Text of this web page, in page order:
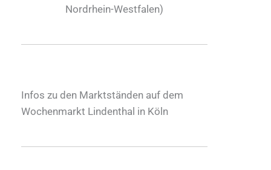
Nordrhein-Westfalen)
Infos zu den Marktständen auf dem
Wochenmarkt Lindenthal in Köln